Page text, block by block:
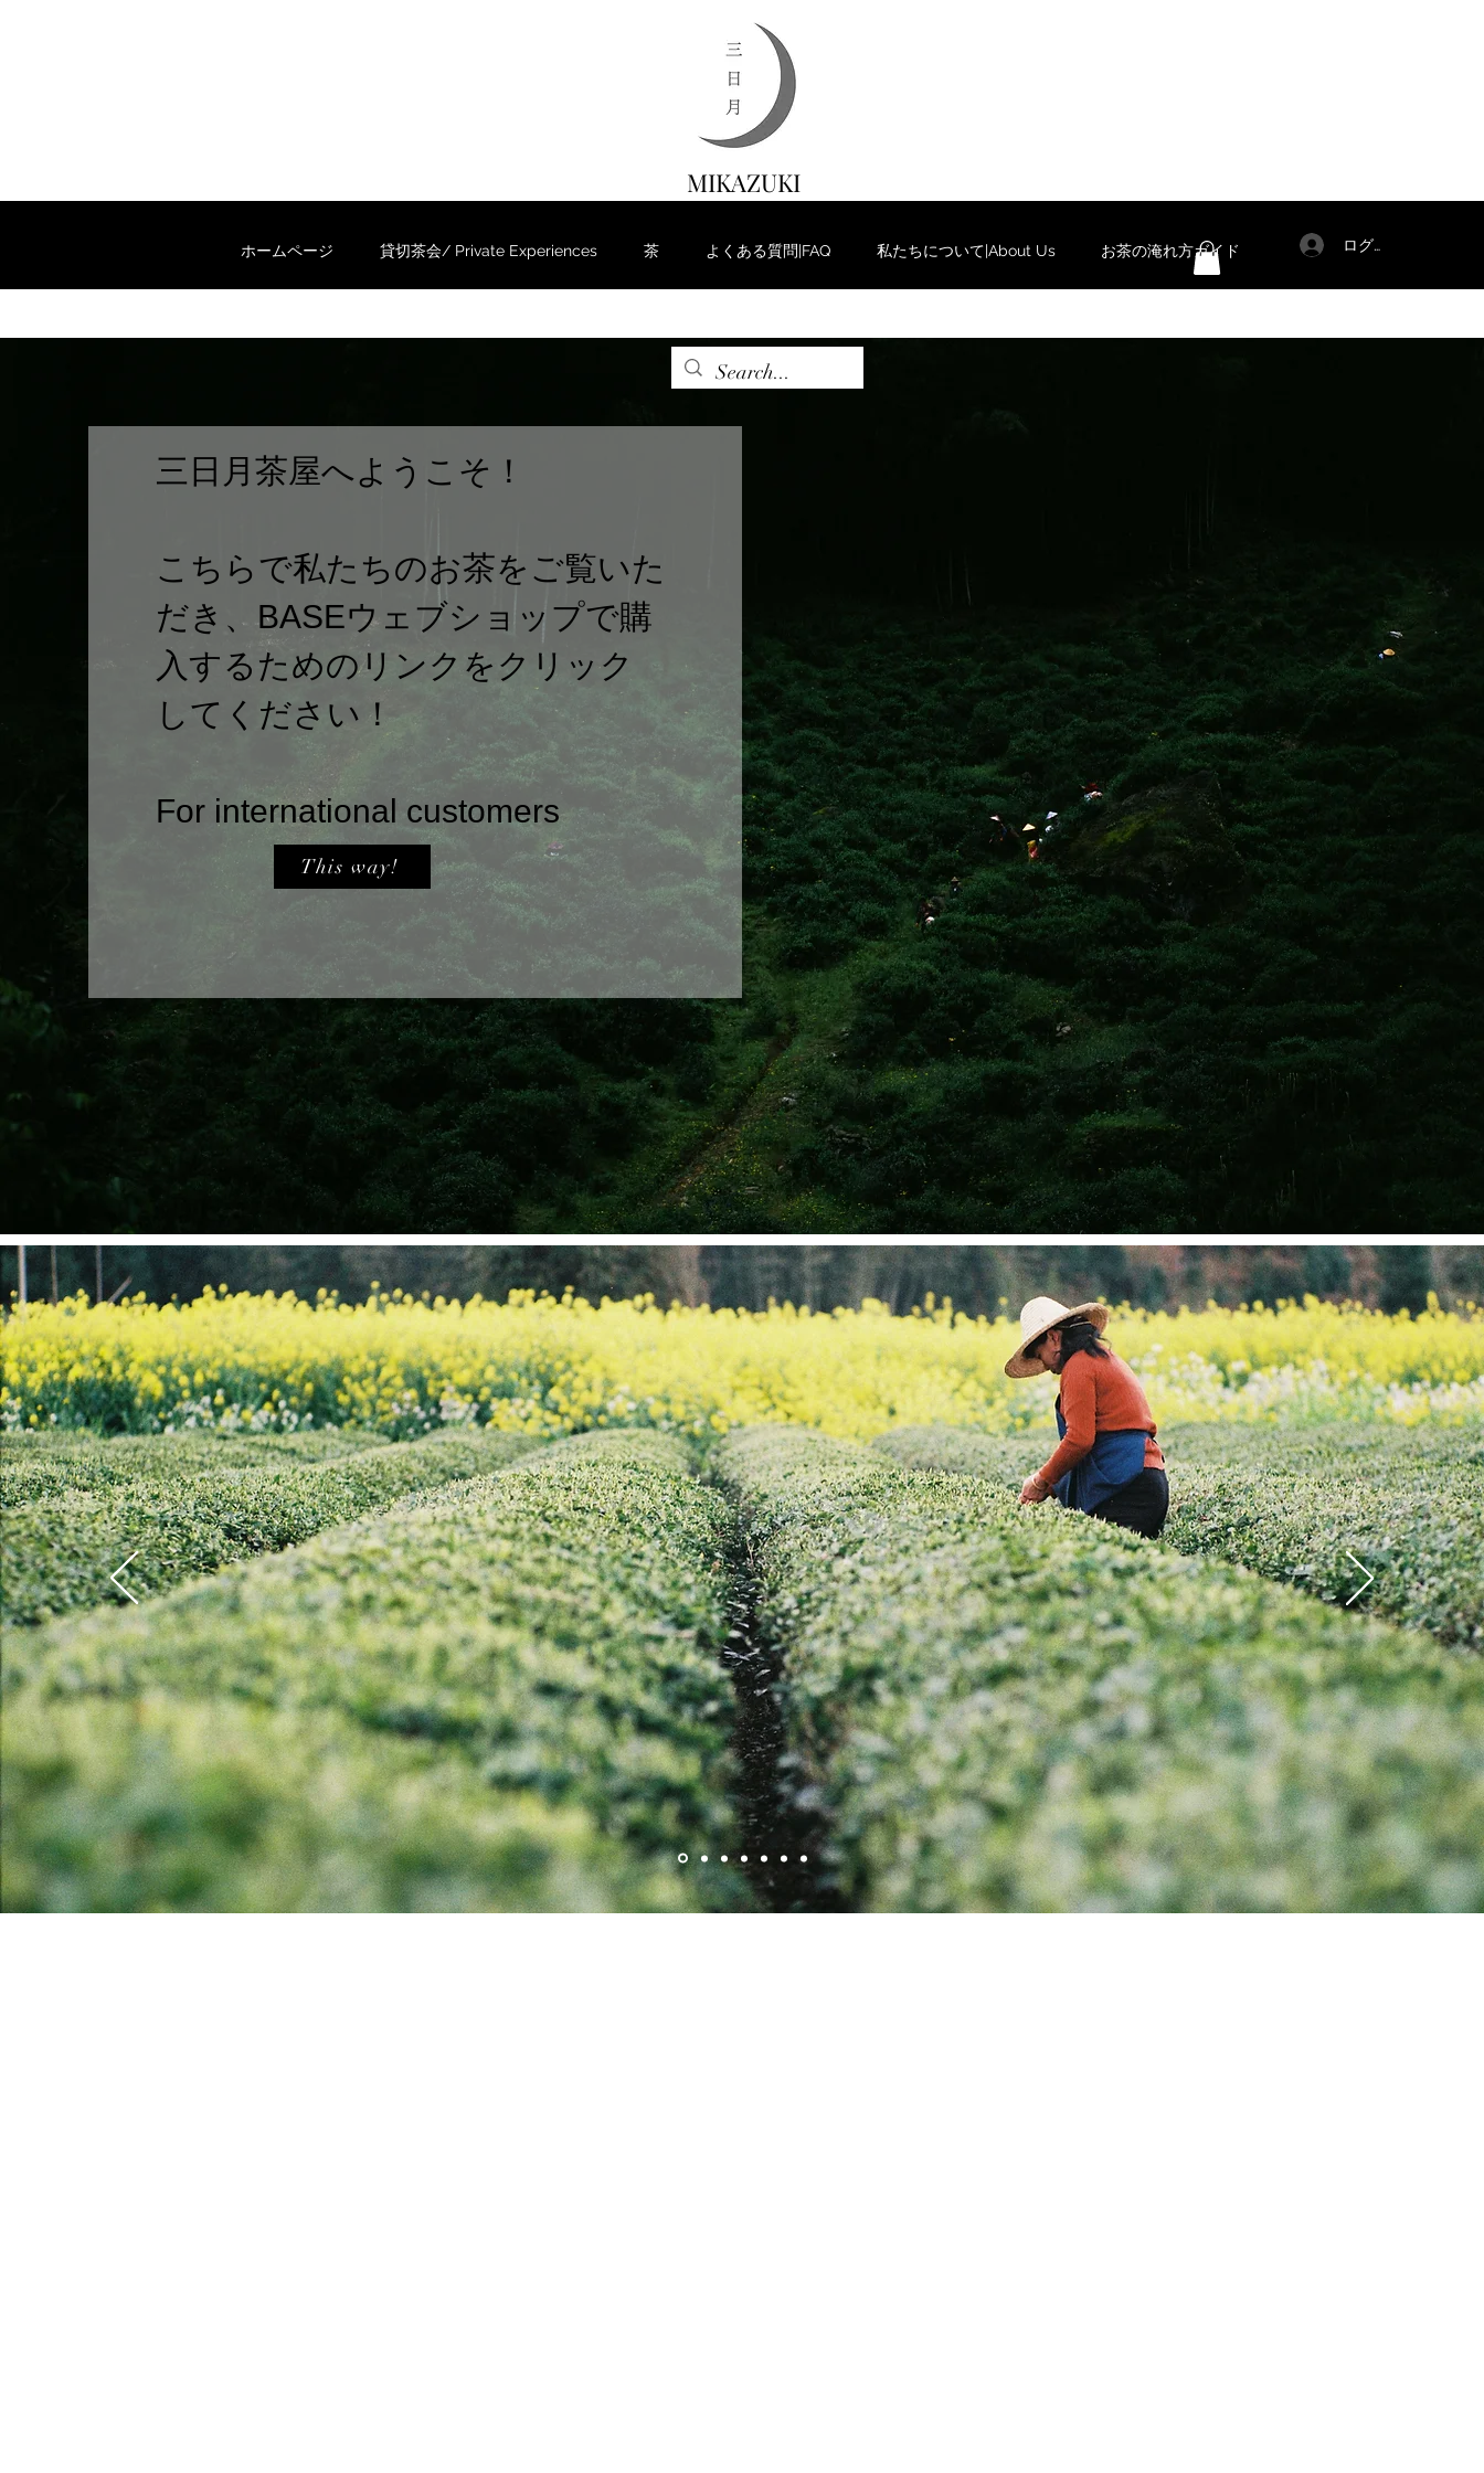
MIKAZUKI
ホームページ 貸切茶会/ Private Experiences 茶 よくある質問|FAQ 私たちについて|About Us お茶の淹れ方ガイド ログイン
三日月茶屋へようこそ！
こちらで私たちのお茶をご覧いた
だき、BASEウェブショップで購
入するためのリンクをクリック
してください！
For international customers
This way!